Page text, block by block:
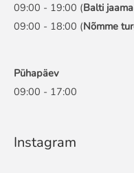
09:00 - 19:00 (Balti
09:00 - 18:00 (Nõmme
Pühapäev
09:00 - 17:00
Instagram